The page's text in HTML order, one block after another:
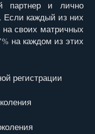
партнер и лично
Если каждый из них
своих матричных
на каждом из этих
регистрации